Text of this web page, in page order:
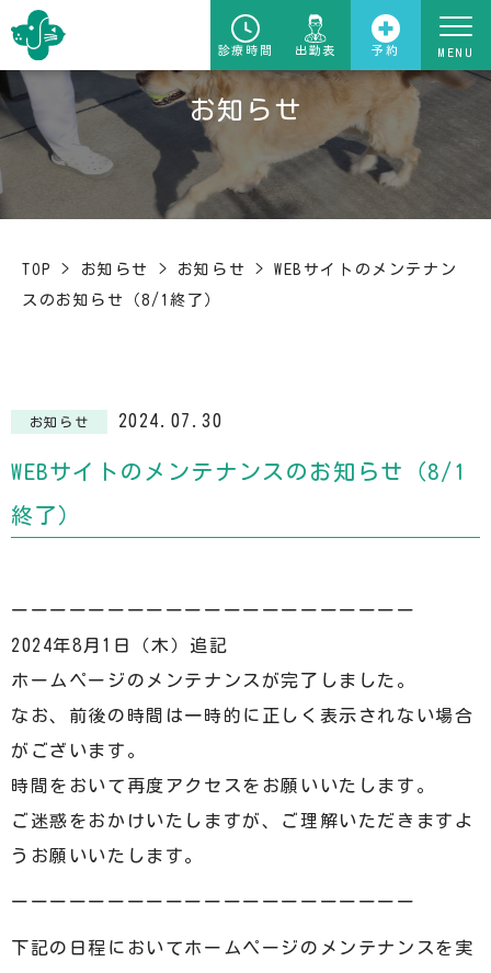
診療時間 出勤表 予約
お知らせ
TOP > お知らせ > お知らせ >WEBサイトのメンテナン
スのお知らせ（8/1終了）
お知らせ 2024.07.30
WEBサイトのメンテナンスのお知らせ（8/1
終了）
ーーーーーーーーーーーーーーーーーーーーー
2024年8月1日（木）追記
ホームページのメンテナンスが完了しました。
なお、前後の時間は一時的に正しく表示されない場合
がございます。
時間をおいて再度アクセスをお願いいたします。
ご迷惑をおかけいたしますが、ご理解いただきますよ
うお願いいたします。
ーーーーーーーーーーーーーーーーーーーーー
下記の日程においてホームページのメンテナンスを実